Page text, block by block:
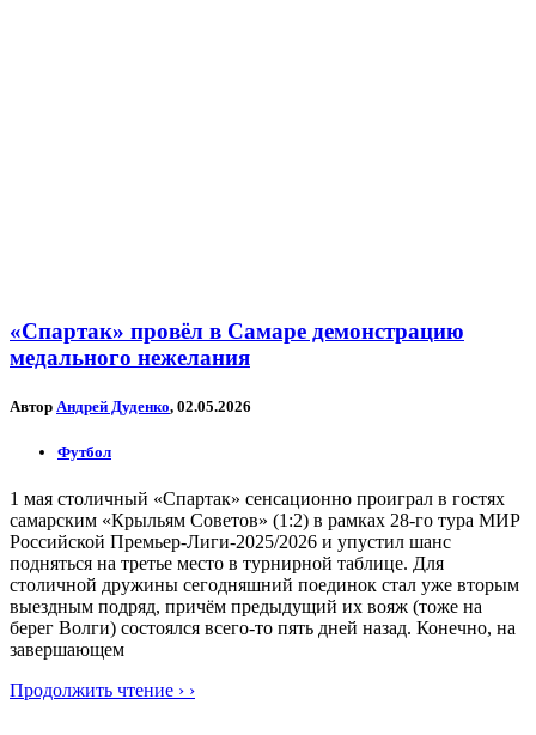
«Спартак» провёл в Самаре демонстрацию
медального нежелания
Автор Андрей Дуденко, 02.05.2026
Футбол
1 мая столичный «Спартак» сенсационно проиграл в гостях
самарским «Крыльям Советов» (1:2) в рамках 28-го тура МИР
Российской Премьер-Лиги-2025/2026 и упустил шанс
подняться на третье место в турнирной таблице. Для
столичной дружины сегодняшний поединок стал уже вторым
выездным подряд, причём предыдущий их вояж (тоже на
берег Волги) состоялся всего-то пять дней назад. Конечно, на
завершающем
Продолжить чтение › ›